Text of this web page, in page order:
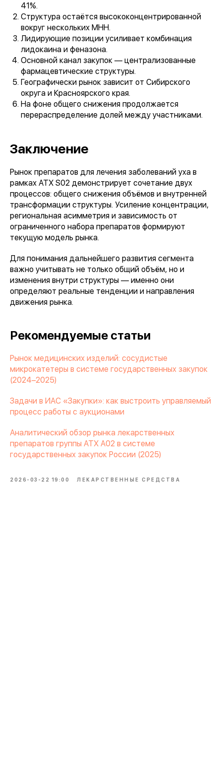
41%.
Структура остаётся высококонцентрированной
вокруг нескольких МНН.
Лидирующие позиции усиливает комбинация
лидокаина и феназона.
Основной канал закупок — централизованные
фармацевтические структуры.
Географически рынок зависит от Сибирского
округа и Красноярского края.
На фоне общего снижения продолжается
перераспределение долей между участниками.
Заключение
Рынок препаратов для лечения заболеваний уха в
рамках АТХ S02 демонстрирует сочетание двух
процессов: общего снижения объёмов и внутренней
трансформации структуры. Усиление концентрации,
региональная асимметрия и зависимость от
ограниченного набора препаратов формируют
текущую модель рынка.
Для понимания дальнейшего развития сегмента
важно учитывать не только общий объём, но и
изменения внутри структуры — именно они
определяют реальные тенденции и направления
движения рынка.
Рекомендуемые статьи
Рынок медицинских изделий: сосудистые
микрокатетеры в системе государственных закупок
(2024–2025)
Задачи в ИАС «Закупки»: как выстроить управляемый
процесс работы с аукционами
Аналитический обзор рынка лекарственных
препаратов группы АТХ A02 в системе
государственных закупок России (2025)
2026-03-22 19:00 ЛЕКАРСТВЕННЫЕ СРЕДСТВА